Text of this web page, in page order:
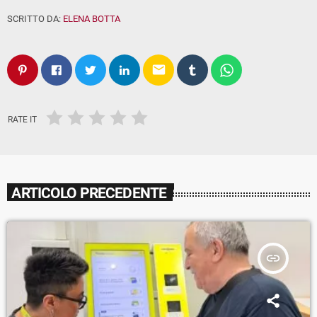
SCRITTO DA: ELENA BOTTA
email
RATE IT
ARTICOLO PRECEDENTE
insert_link